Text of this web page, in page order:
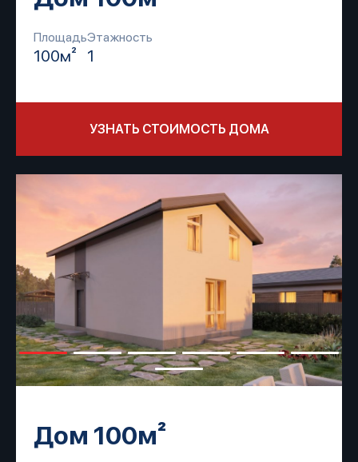
Площадь
100м²
Этажность
1
УЗНАТЬ СТОИМОСТЬ ДОМА
Дом 100м²